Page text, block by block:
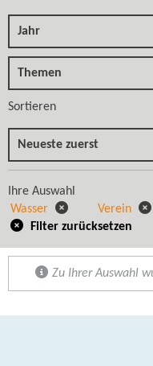
Jahr
Themen
Sortieren
Neueste zuerst
Ihre Auswahl
Wasser
Verein
Filter zurücksetzen
Zu Ihrer Auswahl